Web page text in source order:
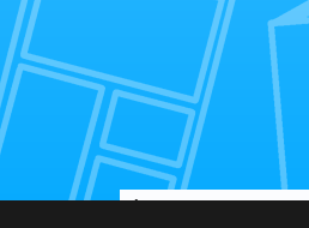
Takaisin päälistalle